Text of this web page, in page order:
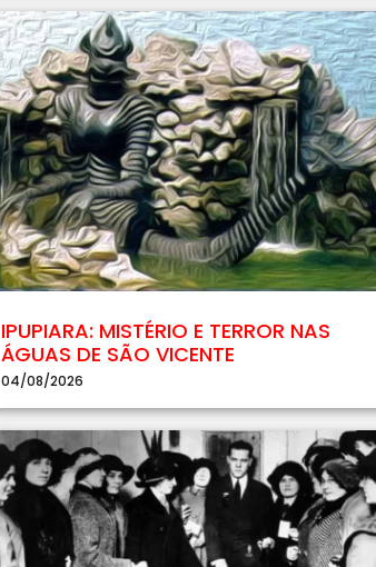
IPUPIARA: MISTÉRIO E TERROR NAS
ÁGUAS DE SÃO VICENTE
04/08/2026